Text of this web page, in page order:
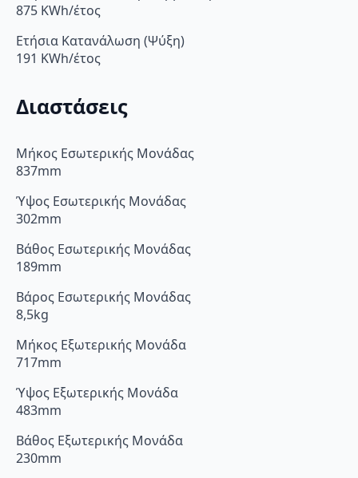
875 KWh/έτος
Ετήσια Κατανάλωση (Ψύξη)
191 KWh/έτος
Διαστάσεις
Μήκος Εσωτερικής Μονάδας
837mm
Ύψος Εσωτερικής Μονάδας
302mm
Βάθος Εσωτερικής Μονάδας
189mm
Βάρος Εσωτερικής Μονάδας
8,5kg
Μήκος Εξωτερικής Μονάδα
717mm
Ύψος Εξωτερικής Μονάδα
483mm
Βάθος Εξωτερικής Μονάδα
230mm